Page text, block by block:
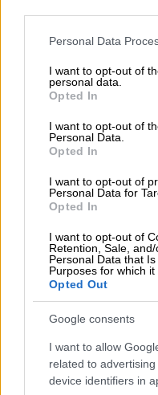
Please note that this
not limited to your visit or
grant or deny consent to
use your data for below
consent section.
Personal Data
I want to opt-out of
personal data.
Opted In
I want to opt-out of
Personal Data.
Opted In
I want to opt-out of
Personal Data for
Opted In
I want to opt-out of
Retention, Sale,
Personal Data that
Purposes for which it
Opted Out
Google consents
I want to allow
related to
device identifiers in
όμως ποια
τις υποθέσεις.
Ο πρώην πρόεδρος
πρωθυπουργός της
αμφισβήτησε
κάλεσε τους
διαδηλώσουν στις
οι ηγέτες
αποδεχτούμε
ποτέ», είπε ο
Τύπου που
παρατυπίες,
κάποια απόδειξη.
Μπερίσα
χρησιμοποιούσε